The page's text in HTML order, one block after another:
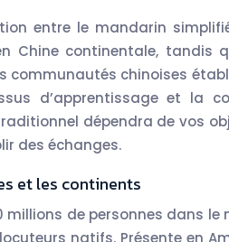
entre le mandarin
Chine continentale, tandis
communautés chinoises
d’apprentissage et la
dépendra de vos
des échanges.
et les continents
millions de personnes dans
natifs. Présente en